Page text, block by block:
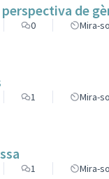
de
0 Mira-
1 Mira-
1 Mira-